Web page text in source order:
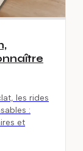
les rides
:
et